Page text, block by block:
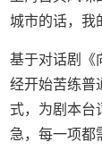
城市的话，我
基于对话剧《
经开始苦练普
式，为剧本台
急，每一项都